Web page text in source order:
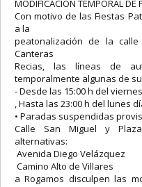
MODIFICACIÓN TEMPORAL DE
Con motivo de las Fiestas
a la
peatonalización de la
Canteras
Recias, las líneas de
temporalmente algunas de
- Desde las 15:00 h del
, Hasta las 23:00 h del lunes
• Paradas suspendidas
Calle San Miguel y
alternativas:
Avenida Diego Velázquez
Camino Alto de Villares
a Rogamos disculpen las